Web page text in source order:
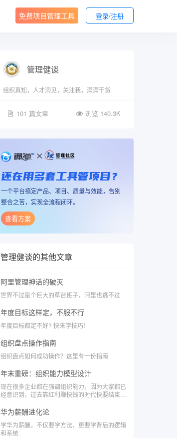
免费项目管理工具 登录/注册
管理健谈
组织真知，人才洞见，关注我，满满干货
101 篇文章 浏览 140.3K
还在用多套工具管项目？
一个平台搞定产品、项目、质量与效能，告别
整合之苦，实现全流程闭环。
查看方案
管理健谈的其他文章
阿里管理神话的破灭
世界不过是个巨大的草台班子，阿里也逃不过
年度目标这样定，不服不行
年度目标都定不好? 快来学技巧！
组织盘点操作指南
组织盘点如何成功操作？这里有一份指南
年末重磅：组织能力模型设计
现在很多企业都在强调组织能力，因为大家都已
经意识到，过去靠红利赚快钱的时代快要结束
华为薪酬进化论
学华为薪酬，不仅要学方法，更要学背后的逻辑
和系统